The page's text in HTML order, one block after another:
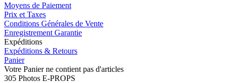
Moyens de Paiement
Prix et Taxes
Conditions Générales de Vente
Enregistrement Garantie
Expéditions
Expéditions & Retours
Panier
Votre Panier ne contient pas d'articles
305 Photos E-PROPS